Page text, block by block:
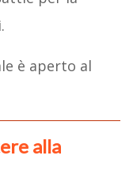
è aperto al
alla